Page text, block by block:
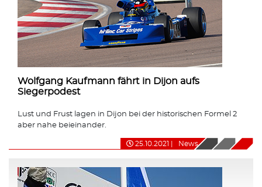
Wolfgang Kaufmann fährt in Dijon aufs
Siegerpodest
Lust und Frust lagen in Dijon bei der historischen Formel 2
aber nahe beieinander.
25.10.2021 News